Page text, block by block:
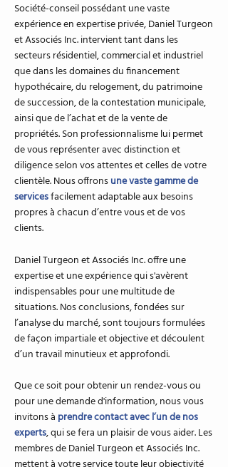
Société-conseil possédant une vaste
expérience en expertise privée, Daniel Turgeon
et Associés Inc. intervient tant dans les
secteurs résidentiel, commercial et industriel
que dans les domaines du financement
hypothécaire, du relogement, du patrimoine
de succession, de la contestation municipale,
ainsi que de l’achat et de la vente de
propriétés. Son professionnalisme lui permet
de vous représenter avec distinction et
diligence selon vos attentes et celles de votre
clientèle. Nous offronsune vaste gamme de
servicesfacilement adaptable aux besoins
propres à chacun d’entre vous et de vos
clients.
Daniel Turgeon et Associés Inc. offre une
expertise et une expérience qui s'avèrent
indispensables pour une multitude de
situations. Nos conclusions, fondées sur
l’analyse du marché, sont toujours formulées
de façon impartiale et objective et découlent
d’un travail minutieux et approfondi.
Que ce soit pour obtenir un rendez-vous ou
pour une demande d'information, nous vous
invitons à prendre contact avec l’un de nos
experts, qui se fera un plaisir de vous aider. Les
membres de Daniel Turgeon et Associés Inc.